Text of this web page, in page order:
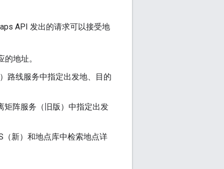
API 发出的请求可以接受地
地址。
路线服务中指定出发地、目的
矩阵服务（旧版）中指定出发
（新）和地点库中检索地点详